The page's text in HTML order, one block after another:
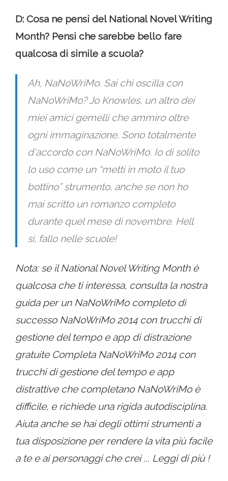
D: Cosa ne pensi del National Novel Writing
Month? Pensi che sarebbe bello fare
qualcosa di simile a scuola?
Ah, NaNoWriMo. Sai chi oscilla con
NaNoWriMo? Jo Knowles, un altro dei
miei amici gemelli che ammiro oltre
ogni immaginazione. Sono totalmente
d'accordo con NaNoWriMo. Io di solito
lo uso come un “metti in moto il tuo
bottino” strumento, anche se non ho
mai scritto un romanzo completo
durante quel mese di novembre. Hell
sì, fallo nelle scuole!
Nota: se il National Novel Writing Month è
qualcosa che ti interessa, consulta la nostra
guida per un NaNoWriMo completo di
successo NaNoWriMo 2014 con trucchi di
gestione del tempo e app di distrazione
gratuite Completa NaNoWriMo 2014 con
trucchi di gestione del tempo e app
distrattive che completano NaNoWriMo è
difficile, e richiede una rigida autodisciplina.
Aiuta anche se hai degli ottimi strumenti a
tua disposizione per rendere la vita più facile
a te e ai personaggi che crei ... Leggi di più !